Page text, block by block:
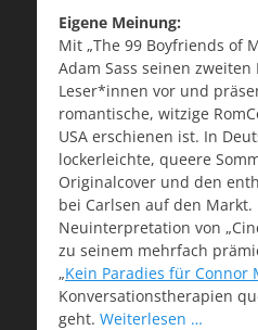
Eigene Meinung:
Mit „The 99 Boyfriends of
Adam Sass seinen
Leser*innen vor und
romantische, witzige
USA erschienen ist. In
lockerleichte, queere
Originalcover und den
bei Carlsen auf den
Neuinterpretation von
zu seinem mehrfach
„Kein Paradies für Connor
Konversationstherapien
geht. Weiterlesen …